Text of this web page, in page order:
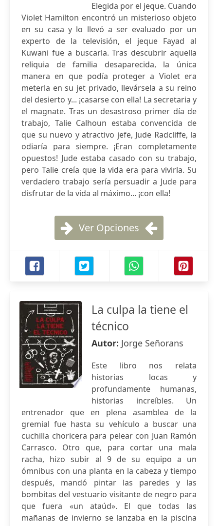
Elegida por el jeque. Cuando
Violet Hamilton encontró un misterioso objeto
en su casa y lo llevó a ser evaluado por un
experto de la televisión, el jeque Fayad al
Kuwani fue a buscarla. Tras descubrir aquella
reliquia de familia desaparecida, la única
manera en que podía proteger a Violet era
meterla en su jet privado, llevársela a su reino
del desierto y... ¡casarse con ella! La secretaria y
el magnate. Tras un desastroso primer día de
trabajo, Talie Calhoun estaba convencida de
que su nuevo y atractivo jefe, Jude Radcliffe, la
odiaría para siempre. ¡Eran completamente
opuestos! Jude estaba casado con su trabajo,
pero Talie creía que la vida era para vivirla. Su
verdadero trabajo sería persuadir a Jude para
disfrutar de la vida al máximo... ¡con ella!
Ver Opciones
La culpa la tiene el
técnico
Autor: Jorge Señorans
Este libro nos relata
historias locas y
profundamente humanas,
historias increíbles. Un
entrenador que en plena asamblea de la
gremial fue hasta su vehículo a buscar una
cuchilla choricera para pelear con Juan Ramón
Carrasco. Otro que, para cortar una mala
racha, hizo subir al 9 de su equipo a un
ómnibus con una planta en la cabeza y tiempo
después, mandó pintar las paredes y las
bombitas del vestuario visitante de negro para
que fuera «un ataúd». El que todas las
mañanas de invierno se lanzaba en la piscina